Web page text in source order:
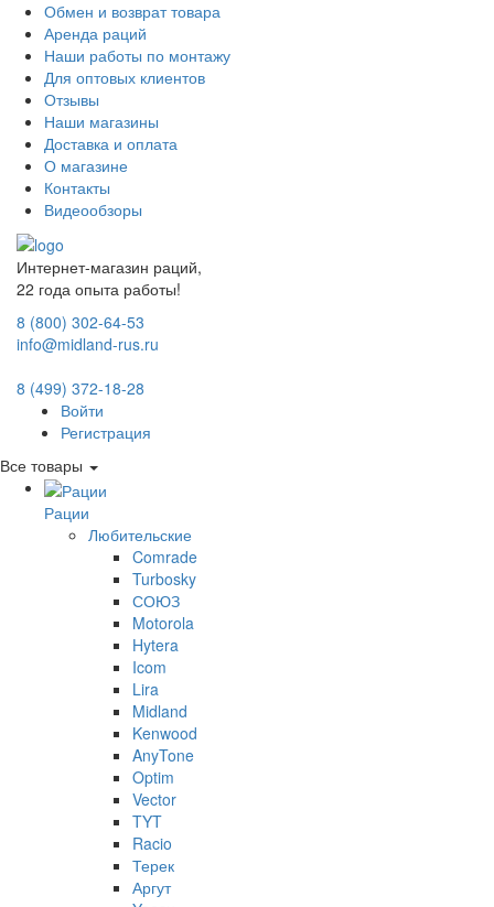
Обмен и возврат товара
Аренда раций
Наши работы по монтажу
Для оптовых клиентов
Отзывы
Наши магазины
Доставка и оплата
О магазине
Контакты
Видеообзоры
Интернет-магазин раций,
22 года опыта работы!
8 (800) 302-64-53
info@midland-rus.ru
8 (499) 372-18-28
Войти
Регистрация
Все товары
Рации
Любительские
Comrade
Turbosky
СОЮЗ
Motorola
Hytera
Icom
Lira
Midland
Kenwood
AnyTone
Optim
Vector
TYT
Racio
Терек
Аргут